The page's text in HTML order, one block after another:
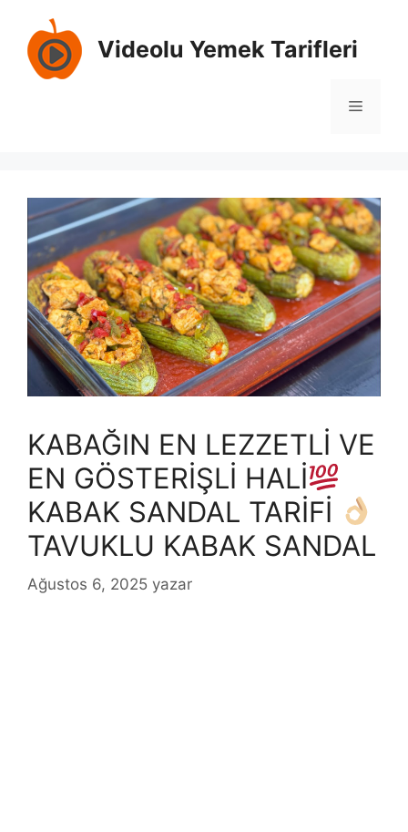
Videolu Yemek Tarifleri
Menü
KABAĞIN EN LEZZETLİ VE
EN GÖSTERİŞLİ HALİ
KABAK SANDAL TARİFİ
TAVUKLU KABAK SANDAL
Ağustos 6, 2025 yazar